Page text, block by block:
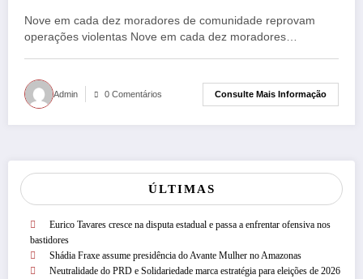
revela estudo
Nove em cada dez moradores de comunidade reprovam
operações violentas Nove em cada dez moradores…
Admin 0 Comentários Consulte Mais Informação
ÚLTIMAS
Eurico Tavares cresce na disputa estadual e passa a enfrentar ofensiva nos
bastidores
Shádia Fraxe assume presidência do Avante Mulher no Amazonas
Neutralidade do PRD e Solidariedade marca estratégia para eleições de 2026